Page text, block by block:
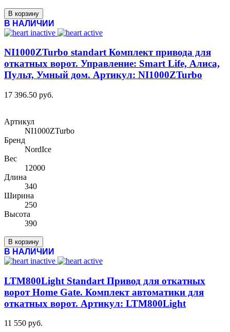
В корзину
В НАЛИЧИИ
NI1000ZTurbo standart Комплект привода для
откатных ворот. Управление: Smart Life, Алиса,
Пульт, Умный дом. Артикул: NI1000ZTurbo
17 396.50 руб.
Артикул
NI1000ZTurbo
Бренд
NordIce
Вес
12000
Длина
340
Ширина
250
Высота
390
В корзину
В НАЛИЧИИ
LTM800Light Standart Привод для откатных
ворот Home Gate. Комплект автоматики для
откатных ворот. Артикул: LTM800Light
11 550 руб.